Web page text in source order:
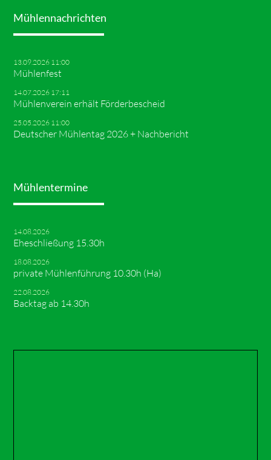
Mühlennachrichten
13.09.2026 11:00
Mühlenfest
14.07.2026 17:11
Mühlenverein erhält Förderbescheid
25.05.2026 11:00
Deutscher Mühlentag 2026 + Nachbericht
Mühlentermine
14.08.2026
Eheschließung 15.30h
18.08.2026
private Mühlenführung 10.30h (Ha)
22.08.2026
Backtag ab 14.30h